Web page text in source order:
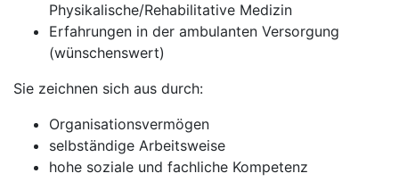
Physikalische/Rehabilitative Medizin
Erfahrungen in der ambulanten Versorgung
(wünschenswert)
Sie zeichnen sich aus durch:
Organisationsvermögen
selbständige Arbeitsweise
hohe soziale und fachliche Kompetenz